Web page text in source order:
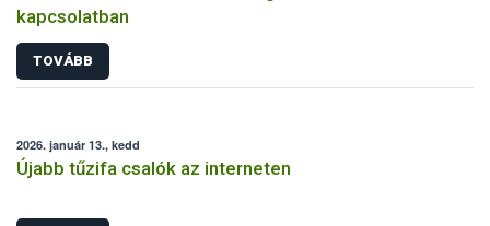
kapcsolatban
TOVÁBB
2026. január 13., kedd
Újabb tűzifa csalók az interneten